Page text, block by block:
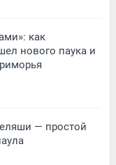
как
нового паука и
— простой